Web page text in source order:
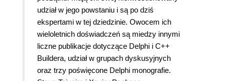
udział w jego powstaniu i są po dziś
ekspertami w tej dziedzinie. Owocem ich
wieloletnich doświadczeń są miedzy innymi
liczne publikacje dotyczące Delphi i C++
Buildera, udział w grupach dyskusyjnych
oraz trzy poświęcone Delphi monografie.